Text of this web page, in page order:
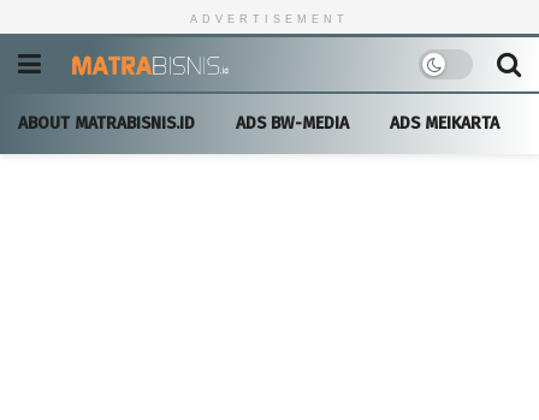
ADVERTISEMENT
ABOUT MATRABISNIS.ID ADS BW-MEDIA ADS MEIKARTA